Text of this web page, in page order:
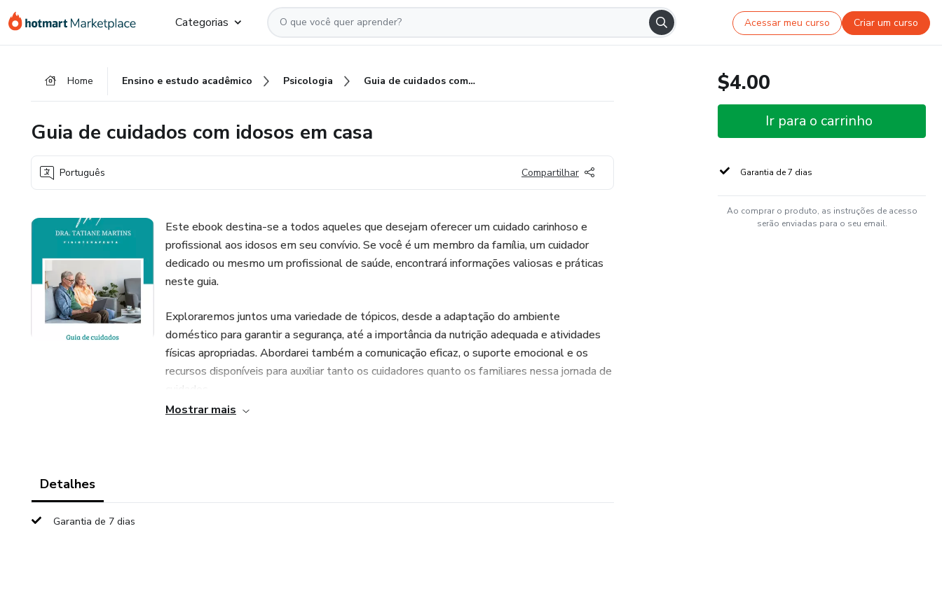
para
para
para
Categorias Acessar meu curso Criar um curso
Home Ensino e estudo acadêmico Psicologia Guia de cuidados com idosos em casa
Guia de cuidados com idosos em casa
Português Compartilhar
Este ebook destina-se a todos aqueles que desejam oferecer um cuidado carinhoso e
profissional aos idosos em seu convívio. Se você é um membro da família, um cuidador
dedicado ou mesmo um profissional de saúde, encontrará informações valiosas e práticas
neste guia.
Exploraremos juntos uma variedade de tópicos, desde a adaptação do ambiente
doméstico para garantir a segurança, até a importância da nutrição adequada e atividades
físicas apropriadas. Abordarei também a comunicação eficaz, o suporte emocional e os
recursos disponíveis para auxiliar tanto os cuidadores quanto os familiares nessa jornada de
cuidados.
Mostrar mais
Detalhes
Garantia de 7 dias
$4.00
Ir para o carrinho
Garantia de 7 dias
Ao comprar o produto, as instruções de acesso
serão enviadas para o seu email.